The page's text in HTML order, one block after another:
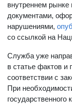
внутреннем
документами,
нарушениями,
со ссылкой на
Служба уже
в статье фактов и
соответствии с
При
государственного